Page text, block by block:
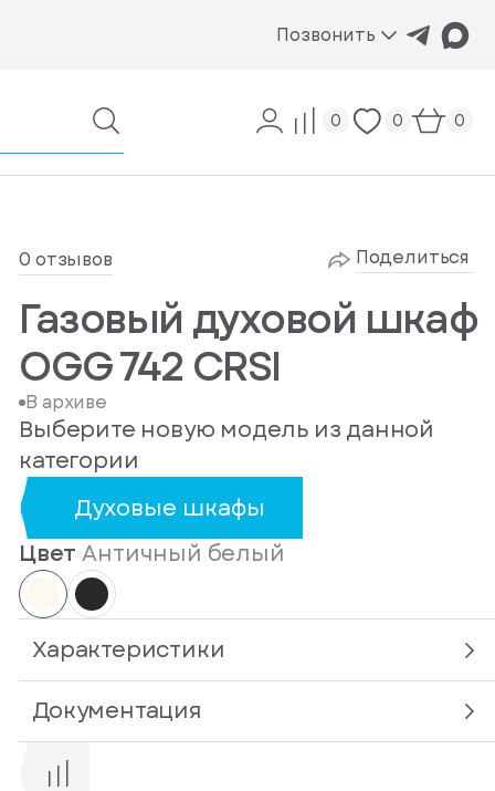
Позвонить
0 0 0
0 отзывов Поделиться
Газовый духовой шкаф
OGG 742 CRSI
В архиве
Выберите новую модель из данной
категории
Духовые шкафы
Цвет Античный белый
Характеристики
Документация